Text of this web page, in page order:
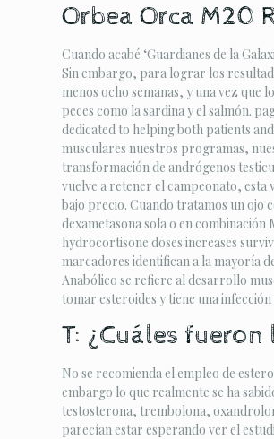
Orbea Orca M20
Cuando acabé ‘Guardianes de la
Sin embargo, para lograr los
menos ocho semanas, y una vez
peces como la sardina y el salmón.
dedicated to helping both patients
musculares nuestros programas,
transformación de andrógenos
vuelve a retener el campeonato, esta
bajo precio. Cuando tratamos un ojo
dexametasona sola o en
hydrocortisone doses increases
marcadores identifican a la mayoría
Anabólico se refiere al desarrollo
tomar esteroides y tiene una
T: ¿Cuáles
No se recomienda el empleo de
embargo lo que realmente se ha
testosterona, trembolona,
parecían estar esperando ver el